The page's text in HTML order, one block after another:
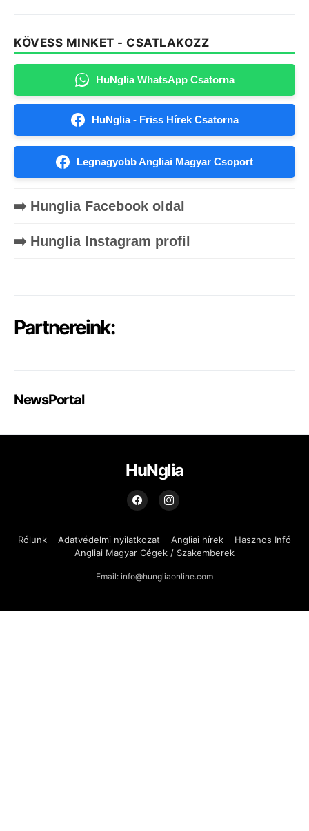
KÖVESS MINKET - CSATLAKOZZ
HuNglia WhatsApp Csatorna
HuNglia - Friss Hírek Csatorna
Legnagyobb Angliai Magyar Csoport
➡️ Hunglia Facebook oldal
➡️ Hunglia Instagram profil
Partnereink:
NewsPortal
HuNglia
Rólunk Adatvédelmi nyilatkozat Angliai hírek
Hasznos Infó
Angliai Magyar Cégek / Szakemberek
Email: info@hungliaonline.com